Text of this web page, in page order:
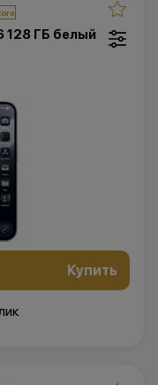
128 ГБ белый
Купить